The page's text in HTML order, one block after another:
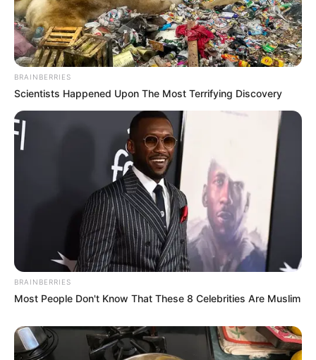
BRAINBERRIES
Scientists Happened Upon The Most Terrifying Discovery
BRAINBERRIES
Most People Don't Know That These 8 Celebrities Are Muslim